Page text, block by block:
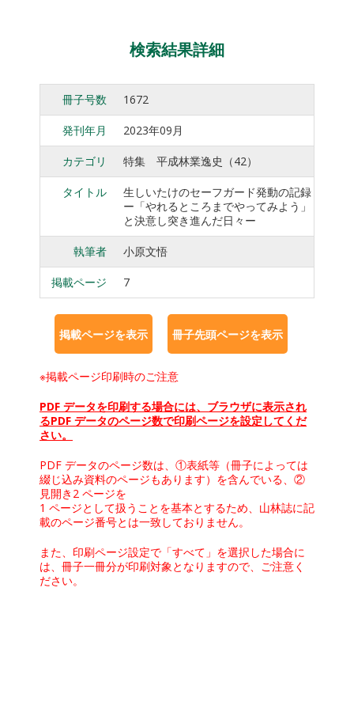
検索結果詳細
冊子号数 1672
発刊年月 2023年09月
カテゴリ 特集 平成林業逸史（42）
タイトル
生しいたけのセーフガード発動の記録
ー「やれるところまでやってみよう」
と決意し突き進んだ日々ー
執筆者 小原文悟
掲載ページ 7
※掲載ページ印刷時のご注意
PDF データを印刷する場合には、ブラウザに表示され
るPDF データのページ数で印刷ページを設定してくだ
さい。
PDF データのページ数は、①表紙等（冊子によっては
綴じ込み資料のページもあります）を含んでいる、②
見開き2 ページを
1 ページとして扱うことを基本とするため、山林誌に記
載のページ番号とは一致しておりません。
また、印刷ページ設定で「すべて」を選択した場合に
は、冊子一冊分が印刷対象となりますので、ご注意く
ださい。